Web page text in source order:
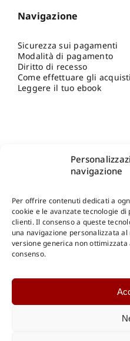
navigazione
Per offrire contenuti dedicati a
cookie e le avanzate tecnologie
clienti. Il consenso a queste
una navigazione personalizzata
versione generica non
consenso.
Navigazione
Sicurezza sui pagamenti
Modalità di pagamento
Diritto di recesso
Come effettuare gli acquisti
Leggere il tuo ebook
Shop Gangemi Editore-